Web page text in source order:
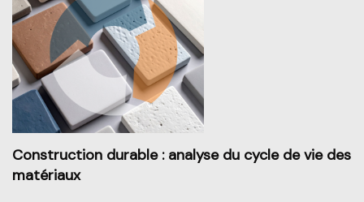
Construction durable : analyse du cycle de vie des
matériaux